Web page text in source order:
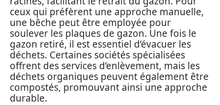
ceux qui préfèrent une approche manuelle,
une bêche peut être employée pour
soulever les plaques de gazon. Une fois le
gazon retiré, il est essentiel d’évacuer les
déchets. Certaines sociétés spécialisées
offrent des services d’enlèvement, mais les
déchets organiques peuvent également être
compostés, promouvant ainsi une approche
durable.